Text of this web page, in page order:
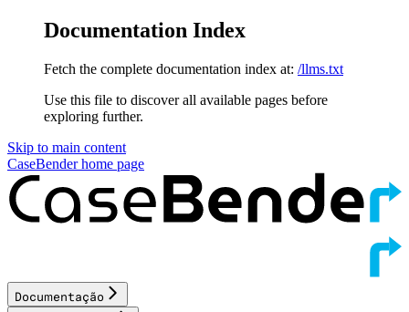
Documentation Index
Fetch the complete documentation index at: /llms.txt
Use this file to discover all available pages before
exploring further.
Skip to main content
CaseBenderhome page
Documentação